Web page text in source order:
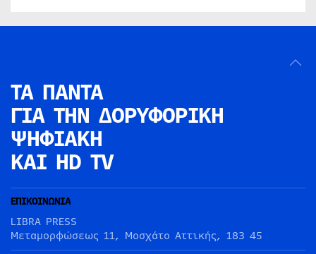
ΤΑ ΠΑΝΤΑ
ΓΙΑ ΤΗΝ ΔΟΡΥΦΟΡΙΚΗ
ΨΗΦΙΑΚΗ
ΚΑΙ HD TV
ΕΠΙΚΟΙΝΩΝΙΑ
LIBRA PRESS
Μεταμορφώσεως 11, Μοσχάτο Αττικής, 183 45